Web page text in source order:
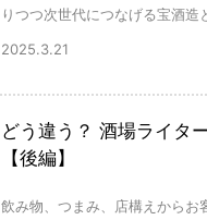
りつつ次世代につなげる宝酒
2025.3.21
どう違う？ 酒場ライタ
【後編】
飲み物、つまみ、店構えからお